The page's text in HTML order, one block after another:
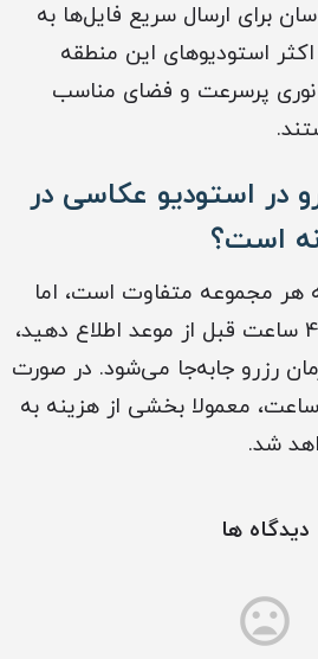
برای ارسال سریع فایل‌ها به
اکثر استودیوهای این منطقه
نوری پرسرعت و فضای مناسب
در استودیو عکاسی در
است؟
هر مجموعه متفاوت است، اما
به طور معمول اگر تا 48 ساعت قبل از موعد اطلاع دهید،
رزرو جابه‌جا می‌شود. در صورت
کنسلی در کمتر از 24 ساعت، معمولا بخشی از هزینه به
شد.
دیدگاه ها